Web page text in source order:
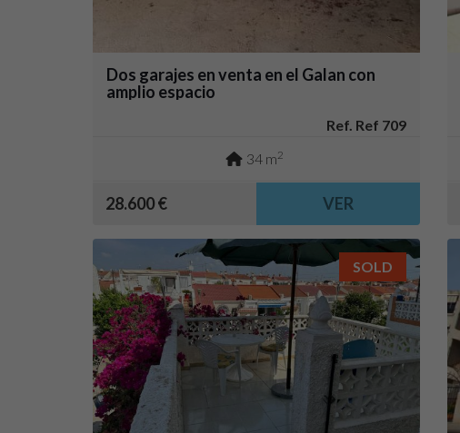
Dos garajes en venta en el Galan con
amplio espacio
Ref. Ref 709
34 m2
28.600 € VER
SOLD